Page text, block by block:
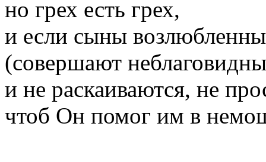
но грех есть грех,
и если сыны
(совершают
и не раскаиваются, не
чтоб Он помог им в